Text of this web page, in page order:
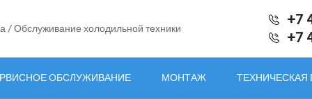
/ Обслуживание холодильной техники +7
+7
ОБСЛУЖИВАНИЕ МОНТАЖ ТЕХНИЧЕСКАЯ